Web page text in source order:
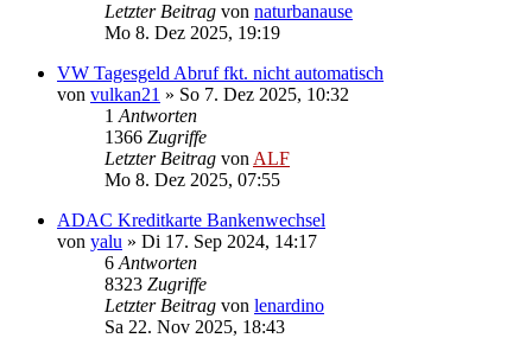
Letzter Beitrag von naturbanause
Mo 8. Dez 2025, 19:19
VW Tagesgeld Abruf fkt. nicht automatisch
von vulkan21 » So 7. Dez 2025, 10:32
1 Antworten
1366 Zugriffe
Letzter Beitrag von ALF
Mo 8. Dez 2025, 07:55
ADAC Kreditkarte Bankenwechsel
von yalu » Di 17. Sep 2024, 14:17
6 Antworten
8323 Zugriffe
Letzter Beitrag von lenardino
Sa 22. Nov 2025, 18:43